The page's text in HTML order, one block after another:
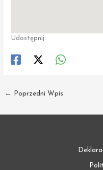
Udostępnij:
← Poprzedni Wpis